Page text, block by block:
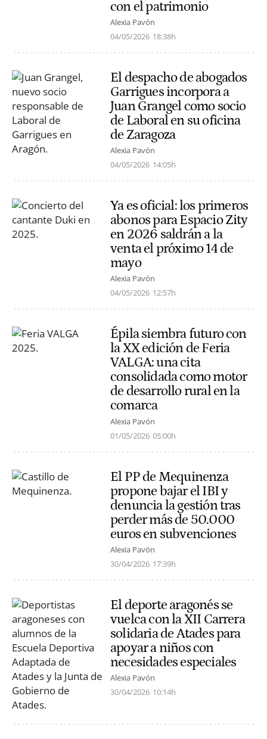
con el patrimonio
Alexia Pavón
04/05/2026 18:38h
El despacho de abogados
Garrigues incorpora a
Juan Grangel como socio
de Laboral en su oficina
de Zaragoza
Alexia Pavón
04/05/2026 14:05h
Ya es oficial: los primeros
abonos para Espacio Zity
en 2026 saldrán a la
venta el próximo 14 de
mayo
Alexia Pavón
04/05/2026 12:57h
Épila siembra futuro con
la XX edición de Feria
VALGA: una cita
consolidada como motor
de desarrollo rural en la
comarca
Alexia Pavón
01/05/2026 05:00h
El PP de Mequinenza
propone bajar el IBI y
denuncia la gestión tras
perder más de 50.000
euros en subvenciones
Alexia Pavón
30/04/2026 17:39h
El deporte aragonés se
vuelca con la XII Carrera
solidaria de Atades para
apoyar a niños con
necesidades especiales
Alexia Pavón
30/04/2026 10:14h